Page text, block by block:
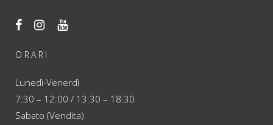
ORARI
Lunedì-Venerdì
7:30 – 12:00 / 13:30 – 18:30
Sabato (Vendita)